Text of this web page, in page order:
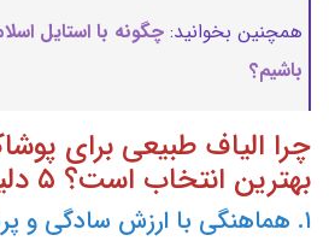
همچنین بخوانید: چگونه با استایل
باشیم؟
چرا الیاف طبیعی برای
بهترین انتخاب است؟ ۵ دلیل مهم
۱. هماهنگی با ارزش سادگی و پرهیز از تجمل